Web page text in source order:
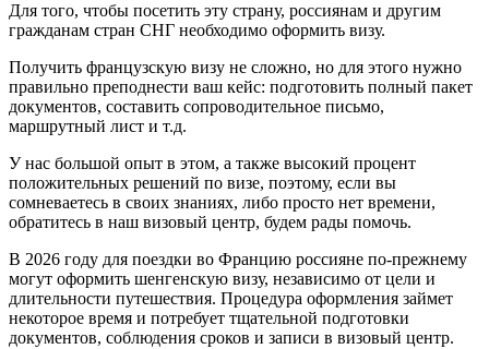
Для того, чтобы посетить эту страну, россиянам и другим
гражданам стран СНГ необходимо оформить визу.
Получить французскую визу не сложно, но для этого нужно
правильно преподнести ваш кейс: подготовить полный пакет
документов, составить сопроводительное письмо,
маршрутный лист и т.д.
У нас большой опыт в этом, а также высокий процент
положительных решений по визе, поэтому, если вы
сомневаетесь в своих знаниях, либо просто нет времени,
обратитесь в наш визовый центр, будем рады помочь.
В 2026 году для поездки во Францию россияне по-прежнему
могут оформить шенгенскую визу, независимо от цели и
длительности путешествия. Процедура оформления займет
некоторое время и потребует тщательной подготовки
документов, соблюдения сроков и записи в визовый центр.